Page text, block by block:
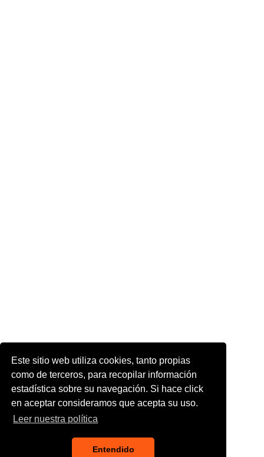
Este sitio web utiliza cookies, tanto propias
como de terceros, para recopilar información
estadística sobre su navegación. Si hace click
en aceptar consideramos que acepta su uso.
Leer nuestra política
Entendido